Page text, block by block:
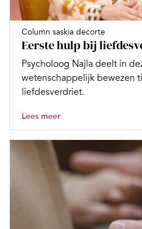
Column saskia decorte
Eerste hulp bij
Psycholoog Najla deelt in
wetenschappelijk bewezen
liefdesverdriet.
Lees meer